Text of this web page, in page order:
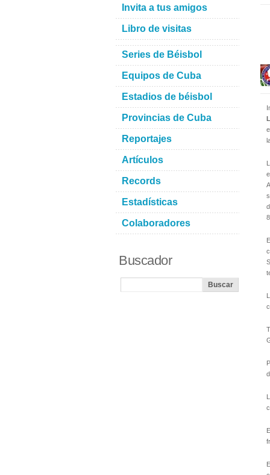
Invita a tus amigos
Libro de visitas
Series de Béisbol
Equipos de Cuba
Estadios de béisbol
Provincias de Cuba
Reportajes
Artículos
Records
Estadísticas
Colaboradores
Buscador